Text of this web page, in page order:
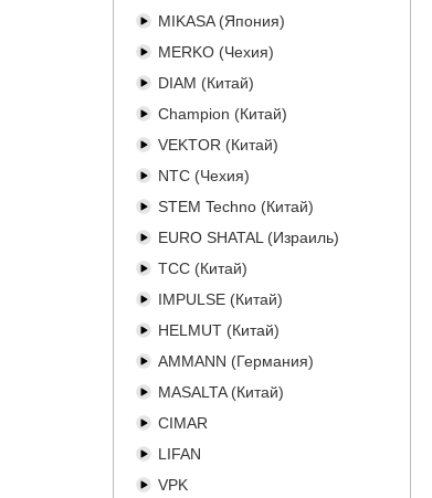
MIKASA (Япония)
MERKO (Чехия)
DIAM (Китай)
Champion (Китай)
VEKTOR (Китай)
NTC (Чехия)
STEM Techno (Китай)
EURO SHATAL (Израиль)
TCC (Китай)
IMPULSE (Китай)
HELMUT (Китай)
AMMANN (Германия)
MASALTA (Китай)
CIMAR
LIFAN
VPK